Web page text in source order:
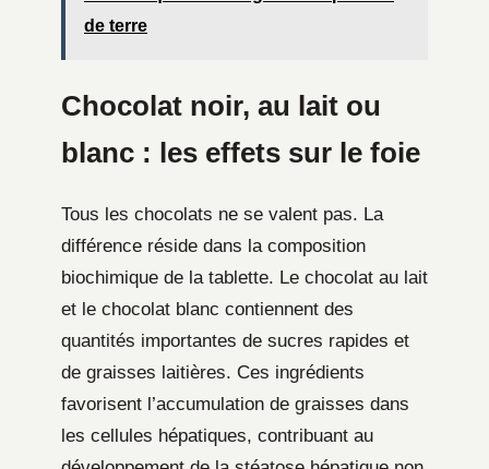
de terre
Chocolat noir, au lait ou
blanc : les effets sur le foie
Tous les chocolats ne se valent pas. La
différence réside dans la composition
biochimique de la tablette. Le chocolat au lait
et le chocolat blanc contiennent des
quantités importantes de sucres rapides et
de graisses laitières. Ces ingrédients
favorisent l’accumulation de graisses dans
les cellules hépatiques, contribuant au